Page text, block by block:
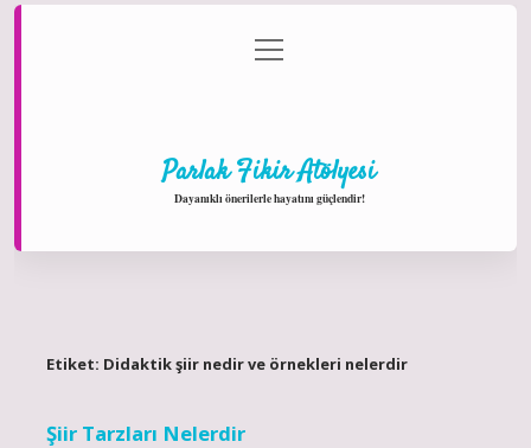
Gizlilik Politikası
menüyü
aç
Parlak Fikir Atölyesi
Dayanıklı önerilerle hayatını güçlendir!
Etiket: Didaktik şiir nedir ve örnekleri nelerdir
Şiir Tarzları Nelerdir